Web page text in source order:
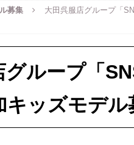
12日 ] ジュニアブランド「ALGY(ア
8日 ] 「イオンモール多摩平の森」フ
「瞬足」から防水モデル登場
募集
大田呉服店グループ「
グループ「
キッズモデル